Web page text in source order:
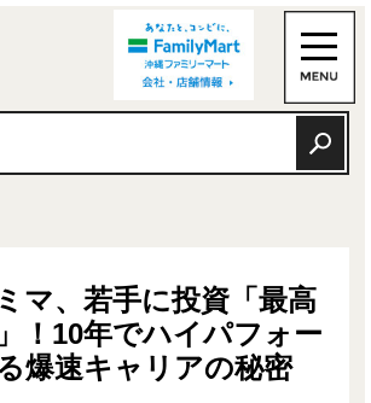
マ、若手に投資「最高
！10年でハイパフォー
爆速キャリアの秘密